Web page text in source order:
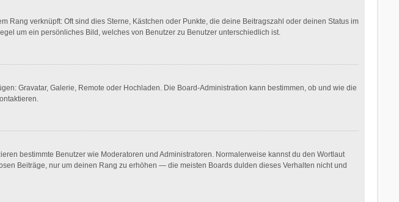
verknüpft: Oft sind dies Sterne, Kästchen oder Punkte, die deine Beitragszahl oder deinen Status im
um ein persönliches Bild, welches von Benutzer zu Benutzer unterschiedlich ist.
Gravatar, Galerie, Remote oder Hochladen. Die Board-Administration kann bestimmen, ob und wie die
bestimmte Benutzer wie Moderatoren und Administratoren. Normalerweise kannst du den Wortlaut
Beiträge, nur um deinen Rang zu erhöhen — die meisten Boards dulden dieses Verhalten nicht und